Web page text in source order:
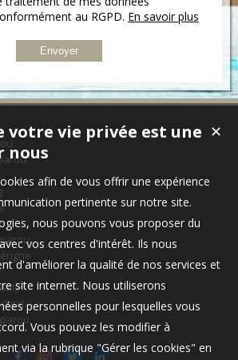
au RGPD. En savoir plus
✕
votre vie privée est une
nous
afin de vous offrir une expérience
pertinente sur notre site.
nous pouvons vous proposer du
vos centres d'intérêt. Ils nous
d'améliorer la qualité de nos services et
site internet. Nous utiliserons
personnelles pour lesquelles vous
Vous pouvez les modifier à
via la rubrique "Gérer les cookies" en